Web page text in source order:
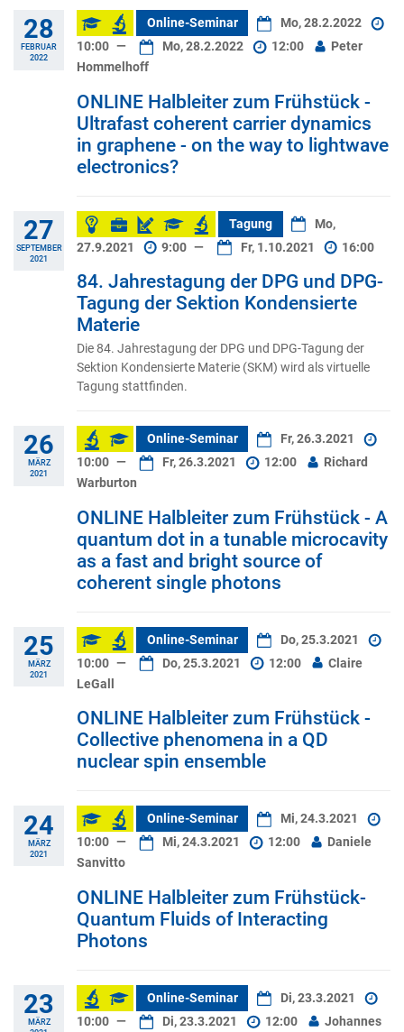
28
FEBRUAR
2022
Online-Seminar
Mo, 28.2.2022
10:00 — Mo, 28.2.2022 12:00
Peter
Hommelhoff
ONLINE Halbleiter zum Frühstück -
Ultrafast coherent carrier dynamics
in graphene - on the way to lightwave
electronics?
27
SEPTEMBER
2021
Tagung
Mo,
27.9.2021
9:00 — Fr, 1.10.2021 16:00
84. Jahrestagung der DPG und DPG-
Tagung der Sektion Kondensierte
Materie
Die 84. Jahrestagung der DPG und DPG-Tagung der
Sektion Kondensierte Materie (SKM) wird als virtuelle
Tagung stattfinden.
26
MÄRZ
2021
Online-Seminar
Fr, 26.3.2021
10:00 — Fr, 26.3.2021 12:00
Richard
Warburton
ONLINE Halbleiter zum Frühstück - A
quantum dot in a tunable microcavity
as a fast and bright source of
coherent single photons
25
MÄRZ
2021
Online-Seminar
Do, 25.3.2021
10:00 — Do, 25.3.2021 12:00
Claire
LeGall
ONLINE Halbleiter zum Frühstück -
Collective phenomena in a QD
nuclear spin ensemble
24
MÄRZ
2021
Online-Seminar
Mi, 24.3.2021
10:00 — Mi, 24.3.2021 12:00
Daniele
Sanvitto
ONLINE Halbleiter zum Frühstück-
Quantum Fluids of Interacting
Photons
23
MÄRZ
Online-Seminar
Di, 23.3.2021
10:00 — Di, 23.3.2021 12:00 Johannes